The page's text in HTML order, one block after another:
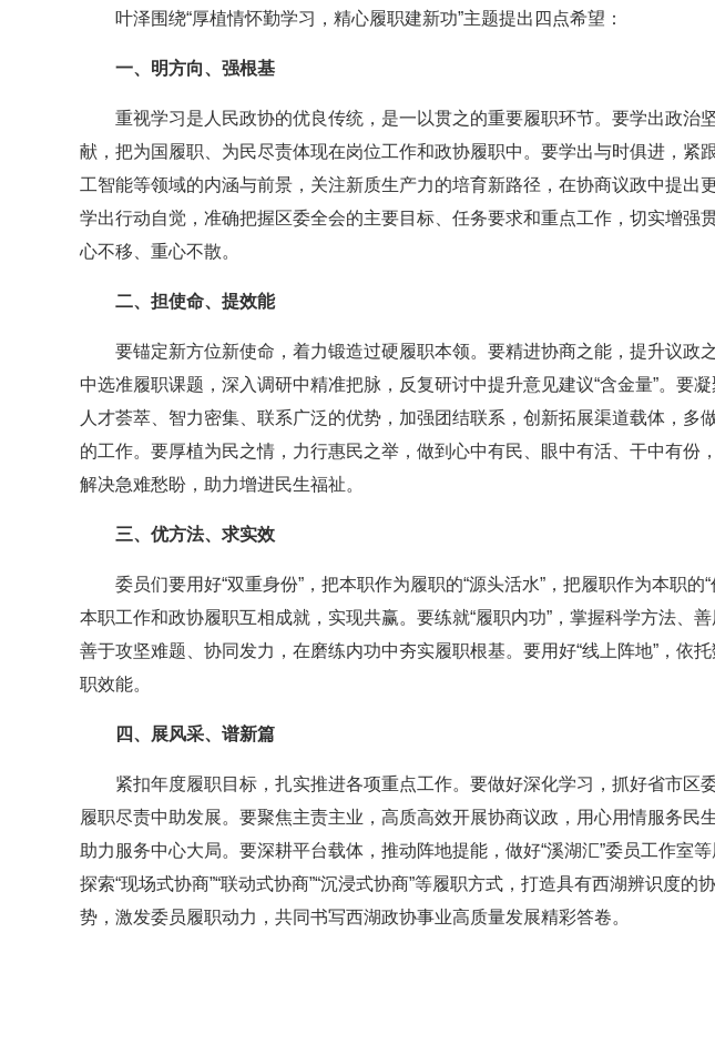
叶泽围绕“厚植情怀勤学习，精心履职建新功”主题提出四点希望：
一、明方向、强根基
重视学习是人民政协的优良传统，是一以贯之的重要履职环节。要学出政治
献，把为国履职、为民尽责体现在岗位工作和政协履职中。要学出与时俱进，紧
工智能等领域的内涵与前景，关注新质生产力的培育新路径，在协商议政中提出
学出行动自觉，准确把握区委全会的主要目标、任务要求和重点工作，切实增强
心不移、重心不散。
二、担使命、提效能
要锚定新方位新使命，着力锻造过硬履职本领。要精进协商之能，提升议政
中选准履职课题，深入调研中精准把脉，反复研讨中提升意见建议“含金量”。要
人才荟萃、智力密集、联系广泛的优势，加强团结联系，创新拓展渠道载体，多
的工作。要厚植为民之情，力行惠民之举，做到心中有民、眼中有活、干中有份
解决急难愁盼，助力增进民生福祉。
三、优方法、求实效
委员们要用好“双重身份”，把本职作为履职的“源头活水”，把履职作为本职的“
本职工作和政协履职互相成就，实现共赢。要练就“履职内功”，掌握科学方法、
善于攻坚难题、协同发力，在磨练内功中夯实履职根基。要用好“线上阵地”，依
职效能。
四、展风采、谱新篇
紧扣年度履职目标，扎实推进各项重点工作。要做好深化学习，抓好省市区
履职尽责中助发展。要聚焦主责主业，高质高效开展协商议政，用心用情服务民
助力服务中心大局。要深耕平台载体，推动阵地提能，做好“溪湖汇”委员工作室
探索“现场式协商”“联动式协商”“沉浸式协商”等履职方式，打造具有西湖辨识度
势，激发委员履职动力，共同书写西湖政协事业高质量发展精彩答卷。